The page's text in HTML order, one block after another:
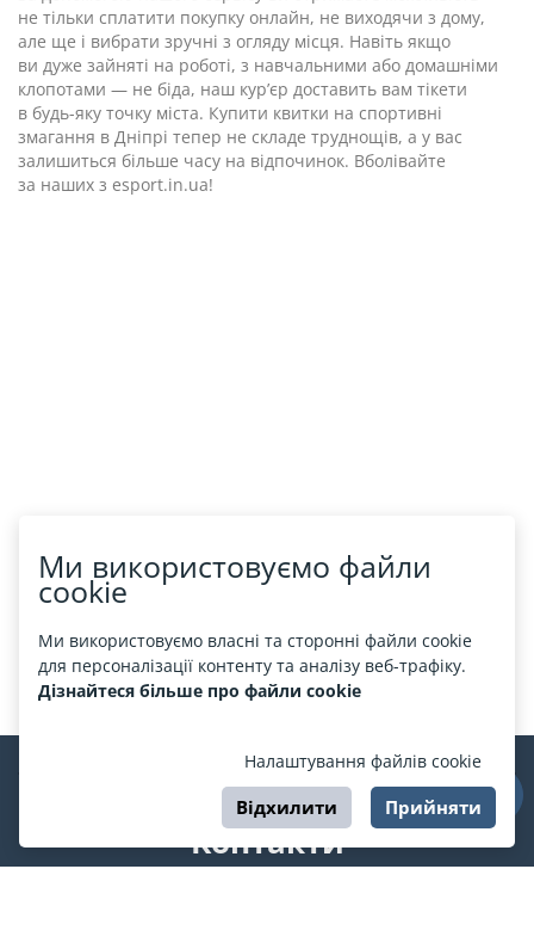
Ми використовуємо файли
cookie
Ми використовуємо власні та сторонні файли cookie
для персоналізації контенту та аналізу веб-трафіку.
Дізнайтеся більше про файли cookie
Налаштування файлів cookie
Відхилити Прийняти
не тільки сплатити покупку онлайн, не виходячи з дому,
але ще і вибрати зручні з огляду місця. Навіть якщо
ви дуже зайняті на роботі, з навчальними або домашніми
клопотами — не біда, наш кур’єр доставить вам тікети
в будь-яку точку міста. Купити квитки на спортивні
змагання в Дніпрі тепер не складе труднощів, а у вас
залишиться більше часу на відпочинок. Вболівайте
за наших з esport.in.ua!
Контакти